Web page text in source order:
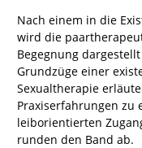
Nach einem in die
wird die
Begegnung
Grundzüge einer
Sexualtherapie
Praxiserfahrungen zu
leiborientierten
runden den Band ab.